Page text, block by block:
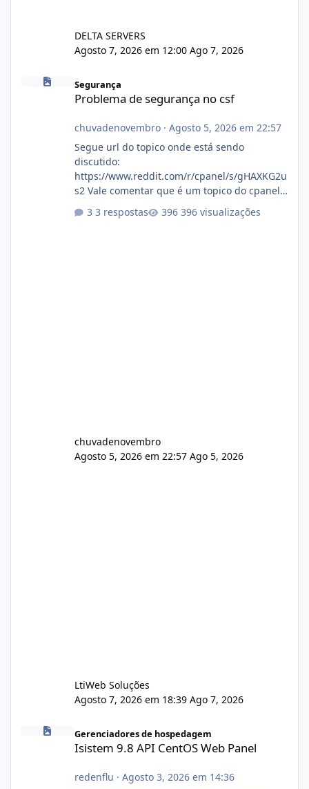
DELTA SERVERS
Agosto 7, 2026 em 12:00 Ago 7, 2026
Segurança
Problema de segurança no csf
chuvadenovembro· Agosto 5, 2026 em 22:57
Segue url do topico onde está sendo
discutido:
https://www.reddit.com/r/cpanel/s/gHAXKG2u
s2 Vale comentar que é um topico do cpanel...
3 respostas 396 visualizações
chuvadenovembro
Agosto 5, 2026 em 22:57 Ago 5, 2026
LtiWeb Soluções
Agosto 7, 2026 em 18:39 Ago 7, 2026
Isistem 9.8 API CentOS Web Panel
Gerenciadores de hospedagem
Isistem 9.8 API CentOS Web Panel
redenflu · Agosto 3, 2026 em 14:36